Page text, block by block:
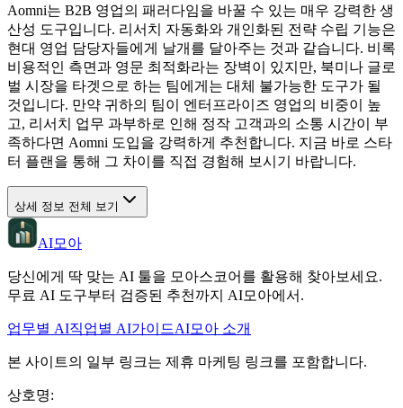
Aomni는 B2B 영업의 패러다임을 바꿀 수 있는 매우 강력한 생
산성 도구입니다. 리서치 자동화와 개인화된 전략 수립 기능은
현대 영업 담당자들에게 날개를 달아주는 것과 같습니다. 비록
비용적인 측면과 영문 최적화라는 장벽이 있지만, 북미나 글로
벌 시장을 타겟으로 하는 팀에게는 대체 불가능한 도구가 될
것입니다. 만약 귀하의 팀이 엔터프라이즈 영업의 비중이 높
고, 리서치 업무 과부하로 인해 정작 고객과의 소통 시간이 부
족하다면 Aomni 도입을 강력하게 추천합니다. 지금 바로 스타
터 플랜을 통해 그 차이를 직접 경험해 보시기 바랍니다.
상세 정보 전체 보기
AI모아
당신에게 딱 맞는 AI 툴을 모아스코어를 활용해 찾아보세요.
무료 AI 도구부터 검증된 추천까지 AI모아에서.
업무별 AI직업별 AI가이드AI모아 소개
본 사이트의 일부 링크는 제휴 마케팅 링크를 포함합니다.
상호명: